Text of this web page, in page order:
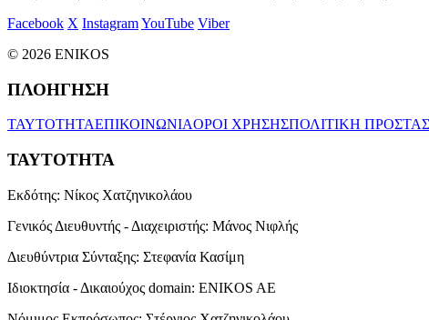
Facebook X InstagramYouTube Viber
© 2026 ENIKOS
ΠΛΟΗΓΗΣΗ
ΤΑΥΤΟΤΗΤΑΕΠΙΚΟΙΝΩΝΙΑΟΡΟΙ ΧΡΗΣΗΣΠΟΛΙΤΙΚΗ
ΤΑΥΤΟΤΗΤΑ
Εκδότης: Νίκος Χατζηνικολάου
Γενικός Διευθυντής - Διαχειριστής: Μάνος Νιφλής
Διευθύντρια Σύνταξης: Στεφανία Κασίμη
Ιδιοκτησία - Δικαιούχος domain: ENIKOS AE